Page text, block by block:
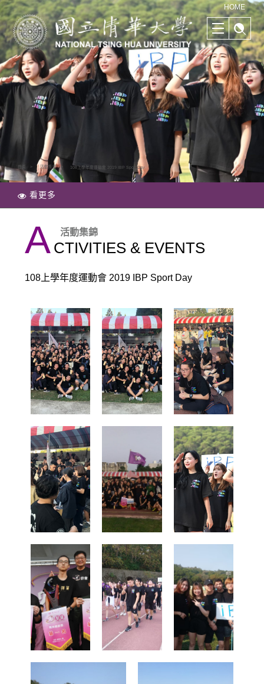
清華學院國際學士班｜多樣化的學習路徑｜幫助培養國際競爭力HOME
首頁 活動集錦 108上學年度運動會 2019 IBP Sport Day
看更多
A CTIVITIES & EVENTS
活動集錦
108上學年度運動會 2019 IBP Sport Day